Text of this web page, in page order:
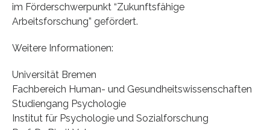
im Förderschwerpunkt “Zukunftsfähige
Arbeitsforschung” gefördert.
Weitere Informationen:
Universität Bremen
Fachbereich Human- und Gesundheitswissenschaften
Studiengang Psychologie
Institut für Psychologie und Sozialforschung